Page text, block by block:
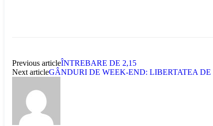
Previous articleÎNTREBARE DE 2,15
Next articleGÂNDURI DE WEEK-END: LIBERTATEA